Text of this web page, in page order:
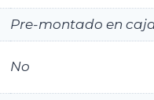
Pre-montado en
No